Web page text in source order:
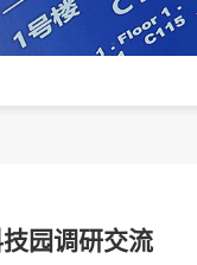
园调研交流